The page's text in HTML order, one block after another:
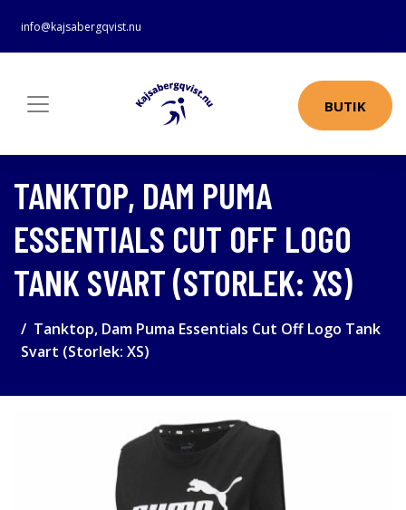
info@kajsabergqvist.nu
BUTIK
TANKTOP, DAM PUMA
ESSENTIALS CUT OFF LOGO
TANK SVART (STORLEK: XS)
Tanktop, Dam Puma Essentials Cut Off Logo Tank
Svart (Storlek: XS)